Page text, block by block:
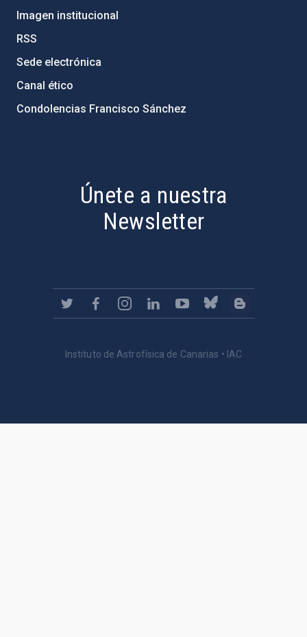
Imagen institucional
RSS
Sede electrónica
Canal ético
Condolencias Francisco Sánchez
Únete a nuestra
Newsletter
Instituto de Astrofísica de Canarias • IAC